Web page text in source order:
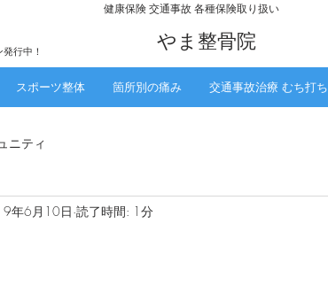
行中！
​健康保険 交通事故 各種保険取り扱い
​やま整骨院
スポーツ整体 箇所別の痛み 交通事故治療 むち打ち
ニティ
年6月10日 読了時間: 1分